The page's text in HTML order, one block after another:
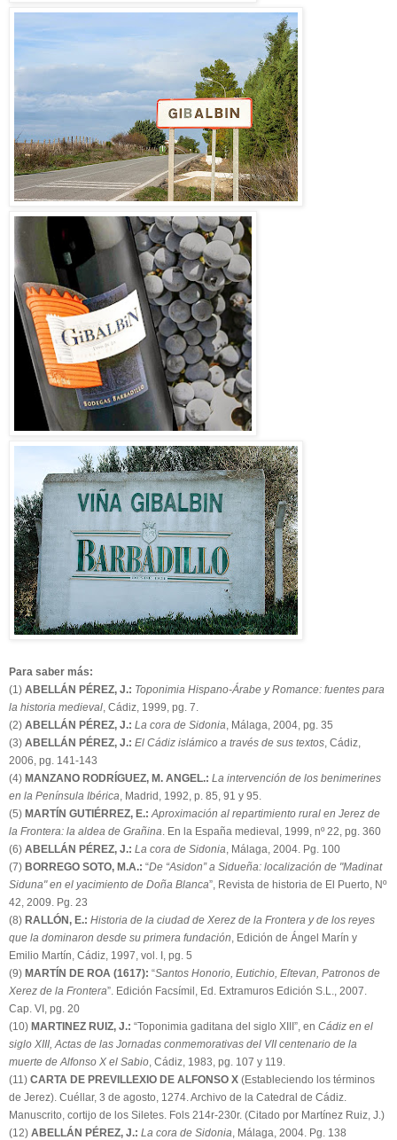
Para saber más:
(1) ABELLÁN PÉREZ, J.: Toponimia Hispano-Árabe y Romance: fuentes para
la historia medieval , Cádiz, 1999, pg. 7.
(2) ABELLÁN PÉREZ, J.: La cora de Sidonia , Málaga, 2004, pg. 35
(3) ABELLÁN PÉREZ, J.: El Cádiz islámico a través de sus textos , Cádiz,
2006, pg. 141-143
(4) MANZANO RODRÍGUEZ, M. ANGEL.: La intervención de los benimerines
en la Península Ibérica , Madrid, 1992, p. 85, 91 y 95.
(5) MARTÍN GUTIÉRREZ, E.: Aproximación al repartimiento rural en Jerez de
la Frontera: la aldea de Grañina . En la España medieval, 1999, nº 22, pg. 360
(6) ABELLÁN PÉREZ, J.: La cora de Sidonia , Málaga, 2004. Pg. 100
(7) BORREGO SOTO, M.A.: “De “Asidon” a Sidueña: localización de "Madinat
Siduna" en el yacimiento de Doña Blanca”, Revista de historia de El Puerto, Nº
42, 2009. Pg. 23
(8) RALLÓN, E.: Historia de la ciudad de Xerez de la Frontera y de los reyes
que la dominaron desde su primera fundación , Edición de Ángel Marín y
Emilio Martín, Cádiz, 1997, vol. I, pg. 5
(9) MARTÍN DE ROA (1617): “Santos Honorio, Eutichio, Eſtevan, Patronos de
Xerez de la Frontera”. Edición Facsímil, Ed. Extramuros Edición S.L., 2007.
Cap. VI, pg. 20
(10) MARTINEZ RUIZ, J.: “Toponimia gaditana del siglo XIII”, en Cádiz en el
siglo XIII, Actas de las Jornadas conmemorativas del VII centenario de la
muerte de Alfonso X el Sabio , Cádiz, 1983, pg. 107 y 119.
(11) CARTA DE PREVILLEXIO DE ALFONSO X (Estableciendo los términos
de Jerez). Cuéllar, 3 de agosto, 1274. Archivo de la Catedral de Cádiz.
Manuscrito, cortijo de los Siletes. Fols 214r-230r. (Citado por Martínez Ruiz, J.)
(12) ABELLÁN PÉREZ, J.: La cora de Sidonia , Málaga, 2004. Pg. 138